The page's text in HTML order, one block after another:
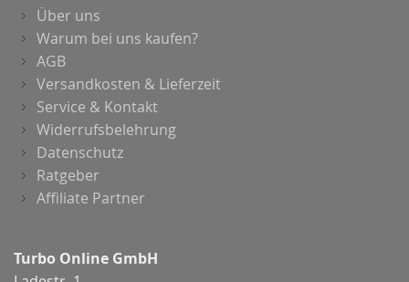
Über uns
Warum bei uns kaufen?
AGB
Versandkosten & Lieferzeit
Service & Kontakt
Widerrufsbelehrung
Datenschutz
Ratgeber
Affiliate Partner
Turbo Online GmbH